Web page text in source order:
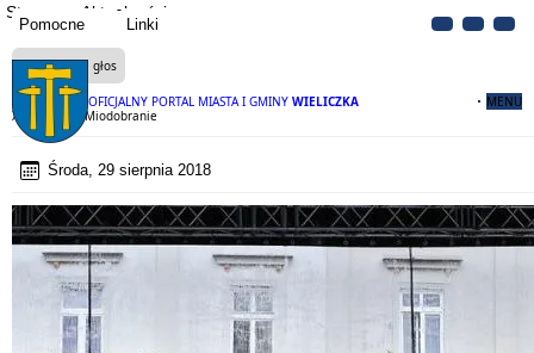
Pomocne Linki
OFICJALNY PORTAL MIASTA I GMINY WIELICZKA MENU
Strona Aktualności
Czytaj na głos
XII Wielickie Miodobranie
Środa, 29 sierpnia 2018